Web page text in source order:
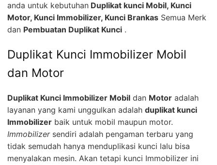
anda untuk kebutuhan Duplikat kunci Mobil, Kunci
Motor, Kunci Immobilizer, Kunci Brankas Semua Merk
dan Pembuatan Duplikat Kunci .
Duplikat Kunci Immobilizer Mobil
dan Motor
Duplikat Kunci Immobilizer Mobil dan Motor adalah
layanan yang kami unggulkan adalah duplikat kunci
Immobilizer baik untuk mobil maupun motor.
Immobilizersendiri adalah pengaman terbaru yang
tidak semudah hanya menduplikasi kunci lalu bisa
menyalakan mesin. Akan tetapi kunci Immobilizer ini